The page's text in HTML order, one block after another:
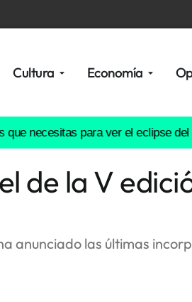
Cultura Economía
para ver el eclipse del 12 de
de la V
anunciado las últimas